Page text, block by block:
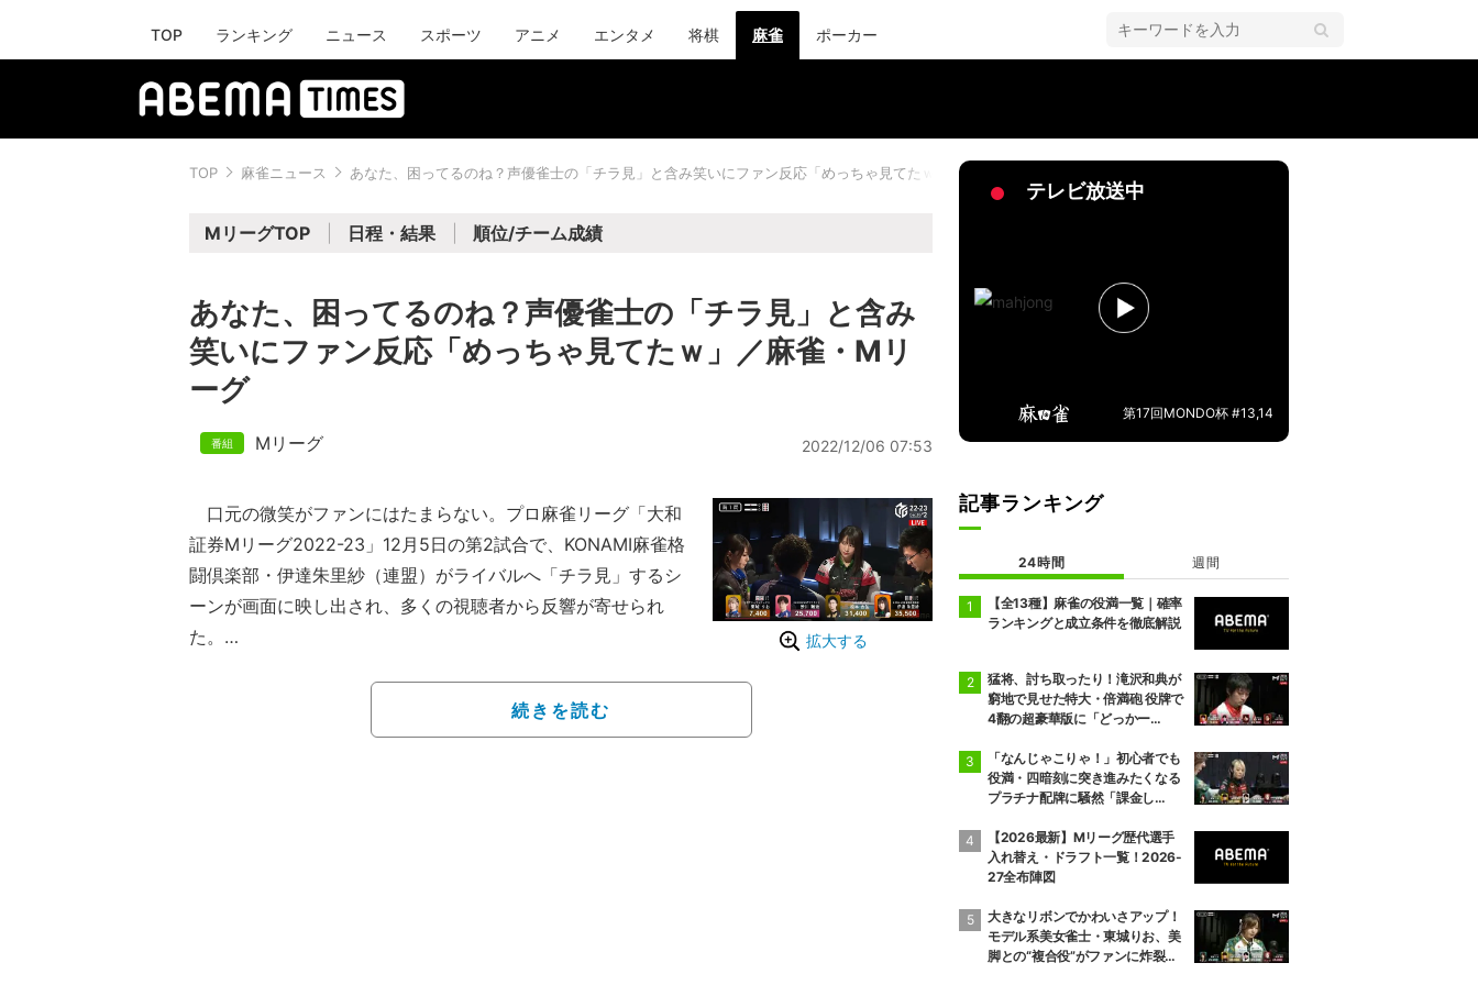
TOP ランキング ニュース スポーツ アニメ エンタメ 将棋 麻雀 ポーカー
TOP 麻雀ニュース あなた、困ってるのね？声優雀士の「チラ見」と含み笑いにファン反応「めっちゃ見てたｗ」／麻雀・Mリーグ
MリーグTOP 日程・結果 順位/チーム成績
あなた、困ってるのね？声優雀士の「チラ見」と含み
笑いにファン反応「めっちゃ見てたｗ」／麻雀・Mリ
ーグ
Mリーグ 2022/12/06 07:53
拡大する
口元の微笑がファンにはたまらない。プロ麻雀リーグ「大和
証券Mリーグ2022-23」12月5日の第2試合で、KONAMI麻雀格
闘倶楽部・伊達朱里紗（連盟）がライバルへ「チラ見」するシ
ーンが画面に映し出され、多くの視聴者から反響が寄せられ
た。
場面は南1局、伊達は6・9索待ちでリーチ。これに対して打
牌に悩むKADOKAWAサクラナイツ・渋川難波（協会）。ここ
続きを読む
テレビ放送中
第17回MONDO杯 #13,14
記事ランキング
24時間 週間
【全13種】麻雀の役満一覧｜確率
ランキングと成立条件を徹底解説
猛将、討ち取ったり！滝沢和典が
窮地で見せた特大・倍満砲 役牌で
4翻の超豪華版に「どっかー
「なんじゃこりゃ！」初心者でも
役満・四暗刻に突き進みたくなる
プラチナ配牌に騒然「課金し
【2026最新】Mリーグ歴代選手
入れ替え・ドラフト一覧！2026-
27全布陣図
大きなリボンでかわいさアップ！
モデル系美女雀士・東城りお、美
脚との“複合役”がファンに炸裂